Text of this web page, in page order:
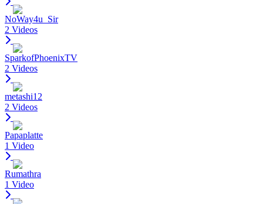
NoWay4u_Sir
2 Videos
SparkofPhoenixTV
2 Videos
metashi12
2 Videos
Papaplatte
1 Video
Rumathra
1 Video